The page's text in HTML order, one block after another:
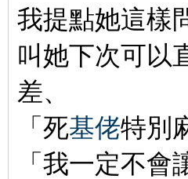
我提點她這樣
叫她下次可以
差、
「死基佬特別
「我一定不